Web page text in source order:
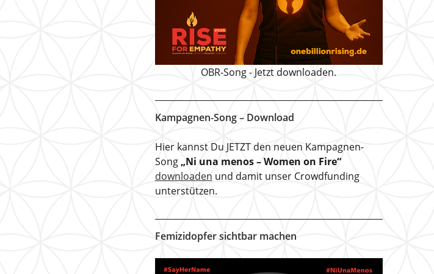
OBR-Song - Jetzt downloaden.
Kampagnen-Song – Download
Hier kannst Du JETZT den neuen Kampagnen-
Song „Ni una menos – Women on Fire“
downloaden und damit unser Crowdfunding
unterstützen.
Femizidopfer sichtbar machen